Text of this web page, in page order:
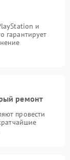
и
гарантирует
ремонт
провести